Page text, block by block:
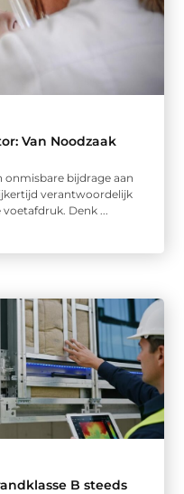
Van Noodzaak
onmisbare bijdrage aan
verantwoordelijk
Denk ...
B steeds